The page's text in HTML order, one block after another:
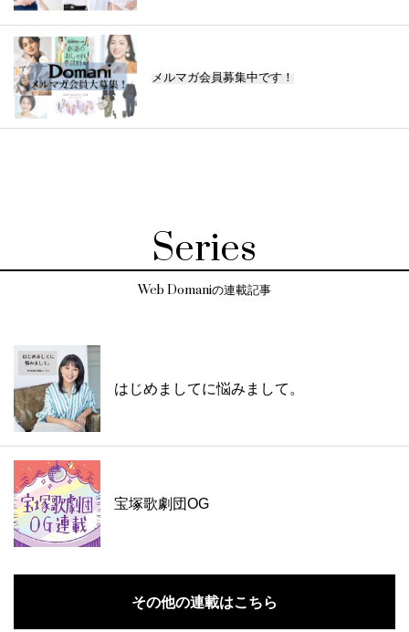
メルマガ会員募集中です！
Series
Web Domaniの連載記事
はじめましてに悩みまして。
宝塚歌劇団OG
その他の連載はこちら